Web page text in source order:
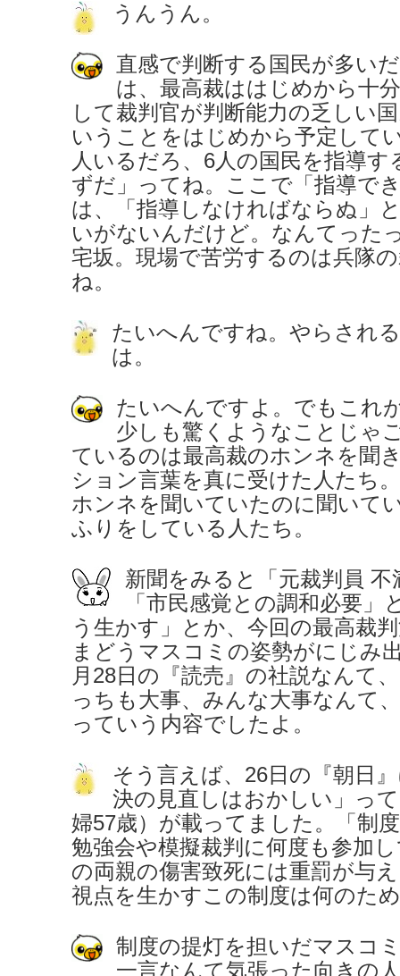
うんうん。
直感で判断する国民が多い
は、最高裁ははじめから十
して裁判官が判断能力の乏しい
いうことをはじめから予定して
人いるだろ、6人の国民を指導
ずだ」ってね。ここで「指導で
は、「指導しなければならぬ」
いがないんだけど。なんてった
宅坂。現場で苦労するのは兵隊
ね。
たいへんですね。やらされ
は。
たいへんですよ。でもこれ
少しも驚くようなことじゃ
ているのは最高裁のホンネを聞
ション言葉を真に受けた人たち
ホンネを聞いていたのに聞いて
ふりをしている人たち。
新聞をみると「元裁判員
「市民感覚との調和必要」
う生かす」とか、今回の最高裁
まどうマスコミの姿勢がにじみ
月28日の『読売』の社説なんて
っちも大事、みんな大事なんて
っていう内容でしたよ。
そう言えば、26日の『朝日
決の見直しはおかしい」っ
婦57歳）が載ってました。「制
勉強会や模擬裁判に何度も参加
の両親の傷害致死には重罰が与
視点を生かすこの制度は何のた
制度の提灯を担いだマスコ
一言なんて気張った向きの